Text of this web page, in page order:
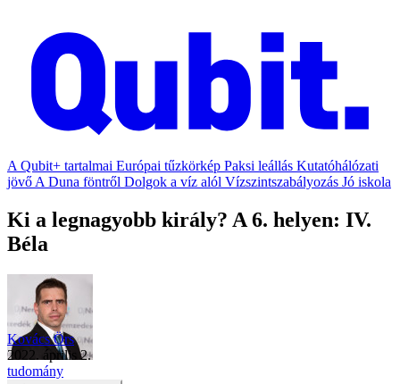
A Qubit+ tartalmai Európai tűzkörkép Paksi leállás Kutatóhálózati
jövő A Duna föntről Dolgok a víz alól Vízszintszabályozás Jó iskola
Ki a legnagyobb király? A 6. helyen: IV.
Béla
Kovács Örs
2022. április 2.
tudomány